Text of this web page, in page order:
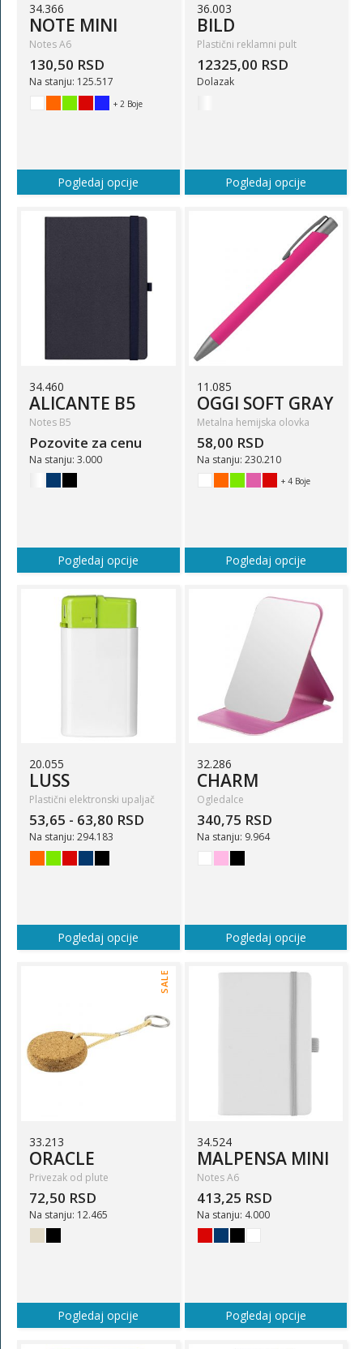
34.366
NOTE MINI
Notes A6
130,50 RSD
Na stanju: 125.517
+ 2 Boje
Pogledaj opcije
36.003
BILD
Plastični reklamni pult
12325,00 RSD
Dolazak
Pogledaj opcije
34.460
ALICANTE B5
Notes B5
Pozovite za cenu
Na stanju: 3.000
Pogledaj opcije
11.085
OGGI SOFT GRAY
Metalna hemijska olovka
58,00 RSD
Na stanju: 230.210
+ 4 Boje
Pogledaj opcije
20.055
LUSS
Plastični elektronski upaljač
53,65 - 63,80 RSD
Na stanju: 294.183
Pogledaj opcije
32.286
CHARM
Ogledalce
340,75 RSD
Na stanju: 9.964
Pogledaj opcije
SALE
33.213
ORACLE
Privezak od plute
72,50 RSD
Na stanju: 12.465
Pogledaj opcije
34.524
MALPENSA MINI
Notes A6
413,25 RSD
Na stanju: 4.000
Pogledaj opcije